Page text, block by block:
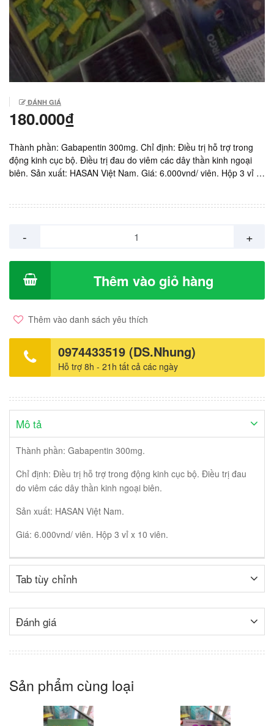
ĐÁNH GIÁ
180.000₫
Thành phần: Gabapentin 300mg. Chỉ định: Điều trị hỗ trợ trong
động kinh cục bộ. Điều trị đau do viêm các dây thần kinh ngoại
biên. Sản xuất: HASAN Việt Nam. Giá: 6.000vnd/ viên. Hộp 3 vỉ x
- +
Thêm vào giỏ hàng
Thêm vào danh sách yêu thích
0974433519 (DS.Nhung)
Hỗ trợ 8h - 21h tất cả các ngày
Mô tả
Thành phần: Gabapentin 300mg.
Chỉ định: Điều trị hỗ trợ trong động kinh cục bộ. Điều trị đau
do viêm các dây thần kinh ngoại biên.
Sản xuất: HASAN Việt Nam.
Giá: 6.000vnd/ viên. Hộp 3 vỉ x 10 viên.
Tab tùy chỉnh
Đánh giá
Sản phẩm cùng loại